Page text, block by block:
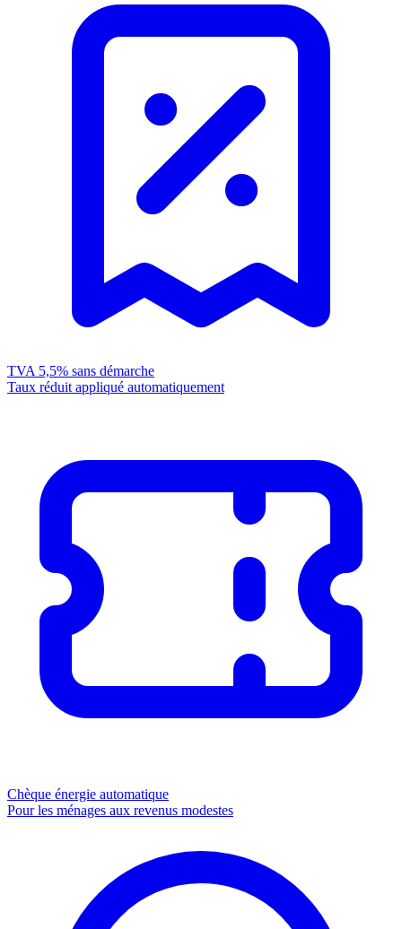
TVA 5,5% sans démarche
Taux réduit appliqué automatiquement
Chèque énergie automatique
Pour les ménages aux revenus modestes